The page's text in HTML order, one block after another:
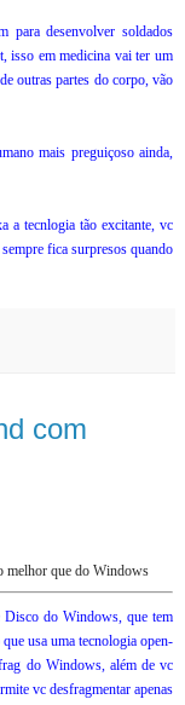
para desenvolver soldados
isso em medicina vai ter um
outras partes do corpo, vão
mais preguiçoso ainda,
a tecnlogia tão excitante, vc
fica surpresos quando
com
melhor que do Windows
Disco do Windows, que tem
usa uma tecnologia open-
do Windows, além de vc
vc desfragmentar apenas